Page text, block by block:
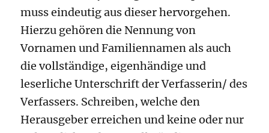
muss eindeutig aus dieser hervorgehen.
Hierzu gehören die Nennung von
Vornamen und Familiennamen als auch
die vollständige, eigenhändige und
leserliche Unterschrift der Verfasserin/ des
Verfassers. Schreiben, welche den
Herausgeber erreichen und keine oder nur